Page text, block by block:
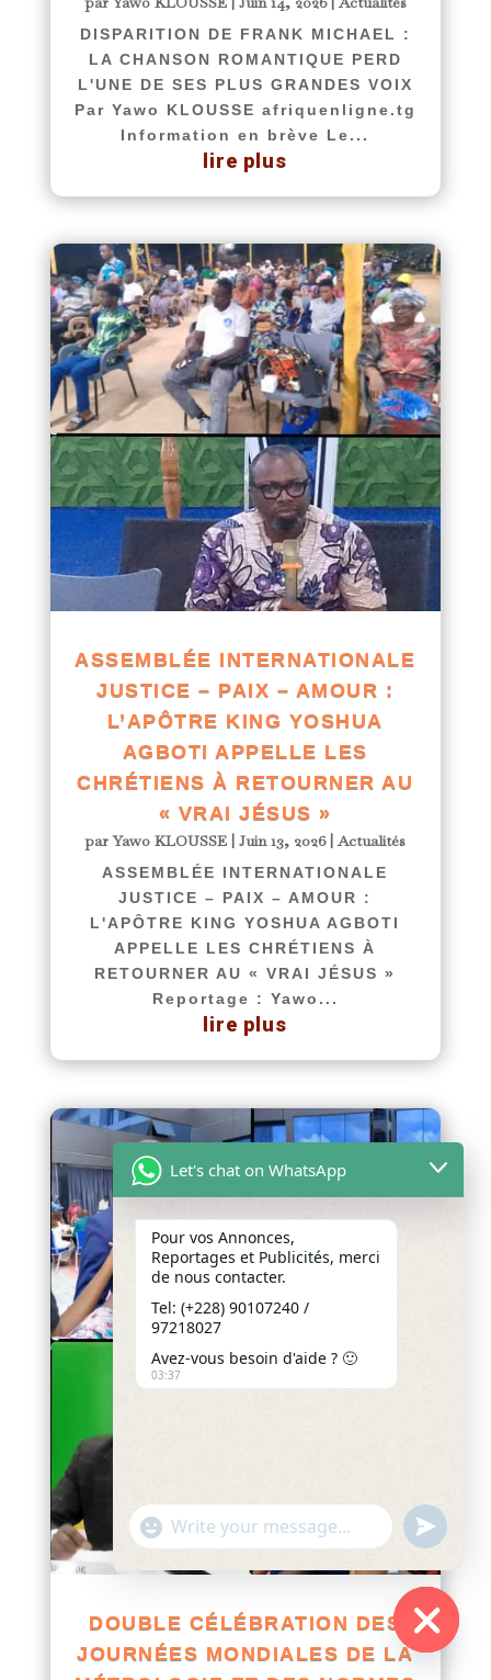
DISPARITION DE FRANK MICHAEL :
LA CHANSON ROMANTIQUE PERD
L'UNE DE SES PLUS GRANDES VOIX
Par Yawo KLOUSSE afriquenligne.tg
Information en brève Le...
lire plus
ASSEMBLÉE INTERNATIONALE
JUSTICE – PAIX – AMOUR :
L’APÔTRE KING YOSHUA
AGBOTI APPELLE LES
CHRÉTIENS À RETOURNER AU
« VRAI JÉSUS »
parYawo KLOUSSE |Juin 13, 2026|Actualités
ASSEMBLÉE INTERNATIONALE
JUSTICE – PAIX – AMOUR :
L'APÔTRE KING YOSHUA AGBOTI
APPELLE LES CHRÉTIENS À
RETOURNER AU « VRAI JÉSUS »
Reportage : Yawo...
lire plus
DOUBLE CÉLÉBRATION DES
JOURNÉES MONDIALES DE LA
Let's chat on WhatsApp
Pour vos Annonces,
Reportages et Publicités, merci
de nous contacter.
Tel: (+228) 90107240 /
97218027
Avez-vous besoin d'aide ? 🙂
03:37
"+chaty_settings.lang.emoji_picker+"
WhatsApp
undefined